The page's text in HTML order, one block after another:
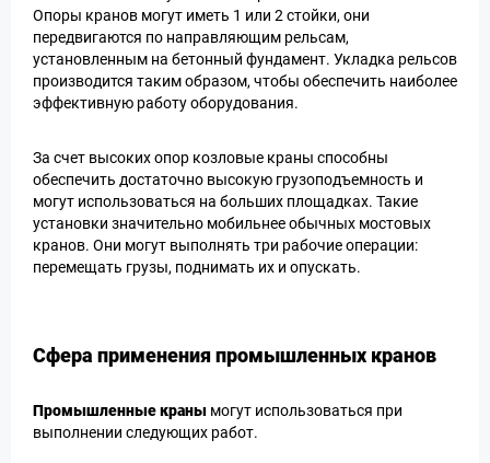
Опоры кранов могут иметь 1 или 2 стойки, они
передвигаются по направляющим рельсам,
установленным на бетонный фундамент. Укладка рельсов
производится таким образом, чтобы обеспечить наиболее
эффективную работу оборудования.
За счет высоких опор козловые краны способны
обеспечить достаточно высокую грузоподъемность и
могут использоваться на больших площадках. Такие
установки значительно мобильнее обычных мостовых
кранов. Они могут выполнять три рабочие операции:
перемещать грузы, поднимать их и опускать.
Сфера применения промышленных кранов
Промышленные краны могут использоваться при
выполнении следующих работ.